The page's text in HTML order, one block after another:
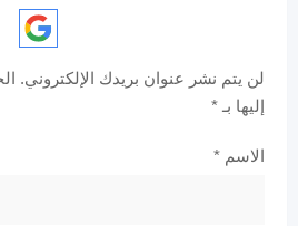
لن يتم نشر عنوان بريدك الإلكتروني.
إليها بـ *
الاسم *